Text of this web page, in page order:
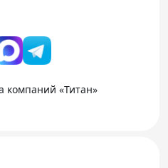
компаний «Титан»